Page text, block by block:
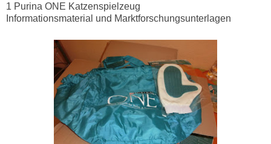
1 Purina ONE Katzenspielzeug
Informationsmaterial und Marktforschungsunterlagen